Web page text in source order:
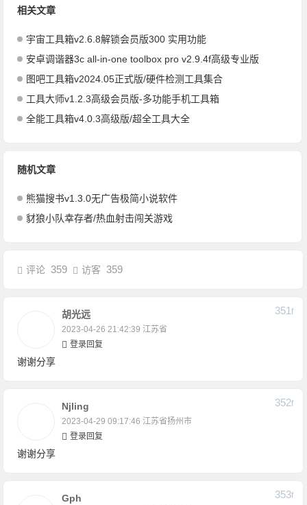
相关文章
宇宙工具箱v2.6.8解锁会员版300 实用功能
安卓调谐器3c all-in-one toolbox pro v2.9.4f高级专业版
图吧工具箱v2024.05正式版/硬件检测工具集合
工具大师v1.2.3高级会员版-多功能手机工具箱
全能工具箱v4.0.3高级版/超全工具大全
随机文章
熊猫搜书v1.3.0无广告极简小说软件
豺狼小队幸存者/热血射击闯关游戏
评论359 访客359
胡光远
2023-04-26 21:42:39 江苏省
351F
登录回复
谢谢分享
Njling
2023-04-29 09:17:46 江苏省扬州市
352F
登录回复
谢谢分享
Gph 353F